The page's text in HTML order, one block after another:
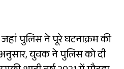
पुलिस ने पूरे घटनाक्रम की
युवक ने पुलिस को दी